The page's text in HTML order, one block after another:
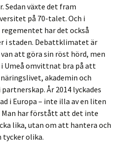
Sedan växte det fram
på 70-talet. Och i
har det också
i staden. Debattklimatet är
att göra sin röst hörd, men
Umeå omvittnat bra på att
akademin och
År 2014 lyckades
i Europa – inte illa av en liten
Man har förstått att det inte
lika, utan om att hantera och
tycker olika.